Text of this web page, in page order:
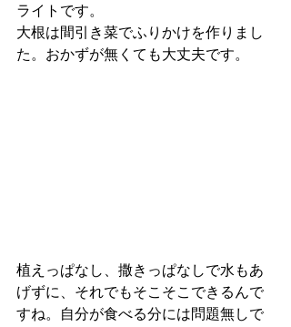
ライトです。
大根は間引き菜でふりかけを作りまし
た。おかずが無くても大丈夫です。
植えっぱなし、撒きっぱなしで水もあ
げずに、それでもそこそこできるんで
すね。自分が食べる分には問題無しで